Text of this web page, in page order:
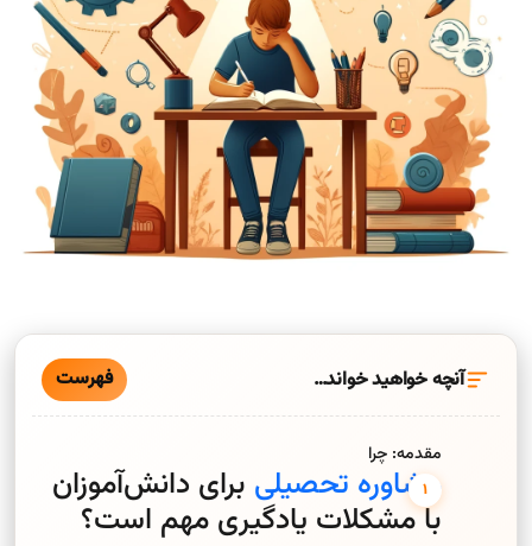
آنچه خواهید خواند… فهرست
مقدمه: چرا
مشاوره تحصیلی برای دانش‌آموزان
با مشکلات یادگیری مهم است؟